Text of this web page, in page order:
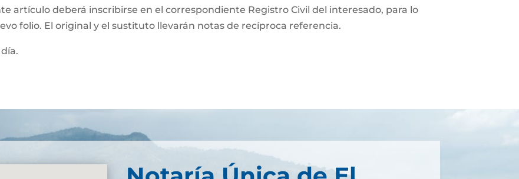
artículo deberá inscribirse en el correspondiente Registro Civil del interesado, para lo
folio. El original y el sustituto llevarán notas de recíproca referencia.